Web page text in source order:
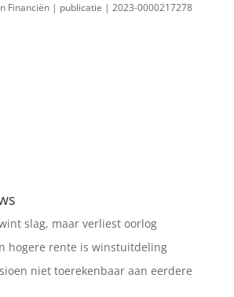
Financiën | publicatie | 2023-0000217278
slag, maar verliest oorlog
hogere rente is winstuitdeling
niet toerekenbaar aan eerdere